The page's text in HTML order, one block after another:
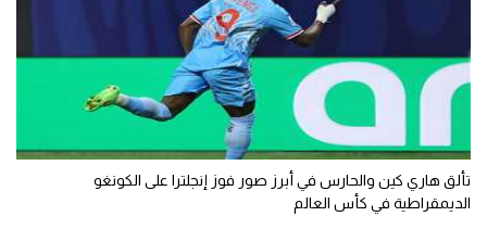
أقسام خاصة
Gamers
ميركاتو
تحقيق في الجول
تألق هاري كين والحارس في أبرز صور فوز إنجلترا على الكونغو
الديمقراطية في كأس العالم